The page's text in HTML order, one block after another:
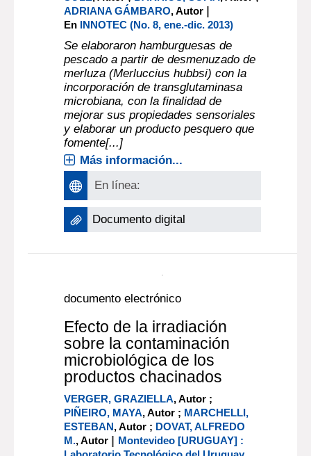
ALICIA PANUNCIO, Autor ;LUCIANA
CARDEZA, Autor ;MARIANA
QUINTERO
, Autor ;
MARÍA LAURA
, Autor ; BARRIOS, SOFIA
, Autor ;
ADRIANA GÁMBARO
, Autor|
En INNOTEC (No. 8, ene.-dic. 2013)
Se elaboraron hamburguesas de
pescado a partir de desmenuzado de
merluza (Merluccius hubbsi) con la
incorporación de transglutaminasa
microbiana, con la finalidad de
mejorar sus propiedades sensoriales
y elaborar un producto pesquero que
fomente[...]
Más información...
Documento digital
documento electrónico
Efecto de la irradiación
sobre la contaminación
microbiológica de los
productos chacinados